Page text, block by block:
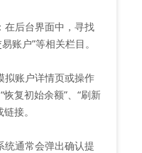
后台界面中，寻找
账户”等相关栏目。
账户详情页或操作
复初始余额”、“刷新
接。
通常会弹出确认提